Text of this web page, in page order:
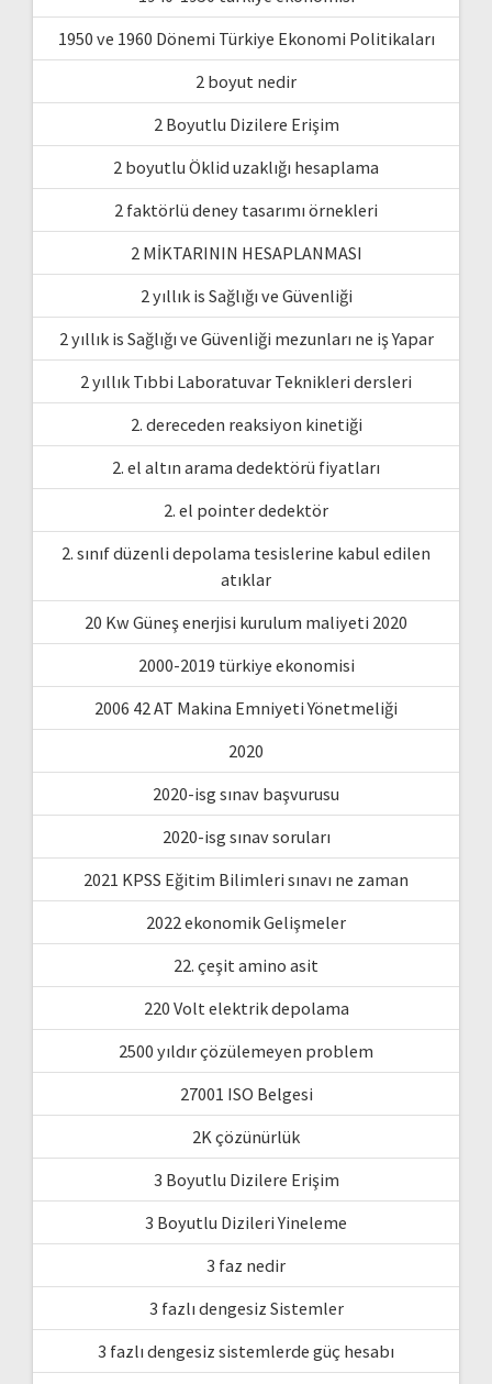
1950 ve 1960 Dönemi Türkiye Ekonomi Politikaları
2 boyut nedir
2 Boyutlu Dizilere Erişim
2 boyutlu Öklid uzaklığı hesaplama
2 faktörlü deney tasarımı örnekleri
2 MİKTARININ HESAPLANMASI
2 yıllık is Sağlığı ve Güvenliği
2 yıllık is Sağlığı ve Güvenliği mezunları ne iş Yapar
2 yıllık Tıbbi Laboratuvar Teknikleri dersleri
2. dereceden reaksiyon kinetiği
2. el altın arama dedektörü fiyatları
2. el pointer dedektör
2. sınıf düzenli depolama tesislerine kabul edilen
atıklar
20 Kw Güneş enerjisi kurulum maliyeti 2020
2000-2019 türkiye ekonomisi
2006 42 AT Makina Emniyeti Yönetmeliği
2020
2020-isg sınav başvurusu
2020-isg sınav soruları
2021 KPSS Eğitim Bilimleri sınavı ne zaman
2022 ekonomik Gelişmeler
22. çeşit amino asit
220 Volt elektrik depolama
2500 yıldır çözülemeyen problem
27001 ISO Belgesi
2K çözünürlük
3 Boyutlu Dizilere Erişim
3 Boyutlu Dizileri Yineleme
3 faz nedir
3 fazlı dengesiz Sistemler
3 fazlı dengesiz sistemlerde güç hesabı